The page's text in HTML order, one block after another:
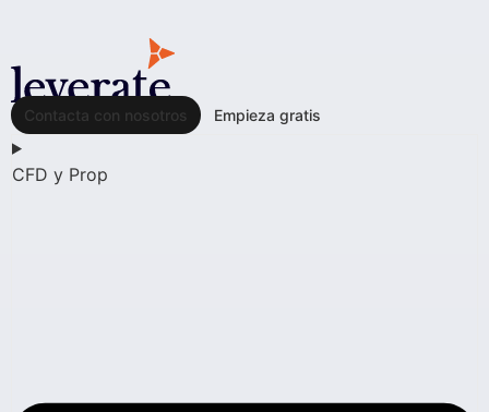
Contacta con nosotros Empieza gratis
CFD y Prop